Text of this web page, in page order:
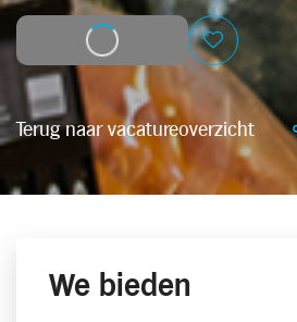
Solliciteer
Terug naar vacatureoverzicht
We bieden